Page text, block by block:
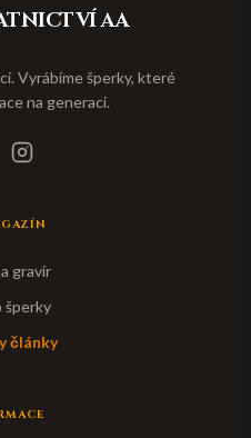
AA
Vyrábíme šperky, které
na generaci.
gravír
šperky
články